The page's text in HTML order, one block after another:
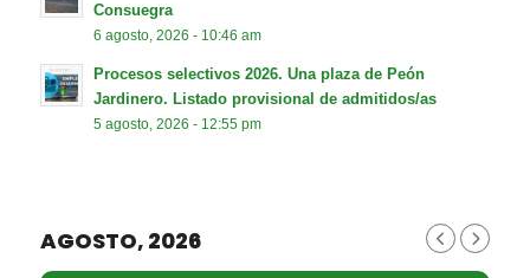
Consuegra
6 agosto, 2026 - 10:46 am
Procesos selectivos 2026. Una plaza de Peón
Jardinero. Listado provisional de admitidos/as
5 agosto, 2026 - 12:55 pm
AGOSTO, 2026